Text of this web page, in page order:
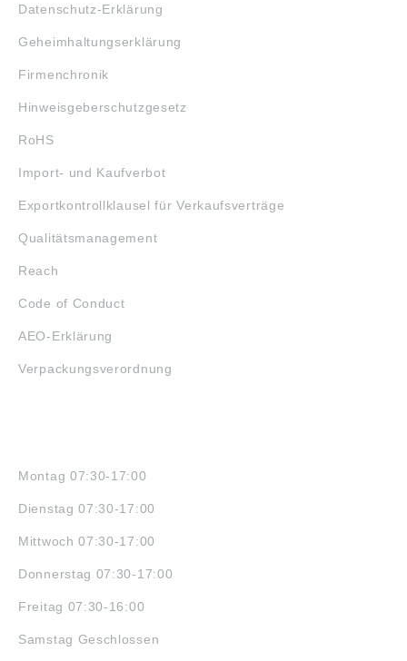
Datenschutz-Erklärung
Geheimhaltungserklärung
Firmenchronik
Hinweisgeberschutzgesetz
RoHS
Import- und Kaufverbot
Exportkontrollklausel für Verkaufsverträge
Qualitätsmanagement
Reach
Code of Conduct
AEO-Erklärung
Verpackungsverordnung
Montag 07:30-17:00
Dienstag 07:30-17:00
Mittwoch 07:30-17:00
Donnerstag 07:30-17:00
Freitag 07:30-16:00
Samstag Geschlossen